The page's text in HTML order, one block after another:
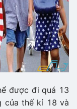
được đi quá 13
của thế kỉ 18 và